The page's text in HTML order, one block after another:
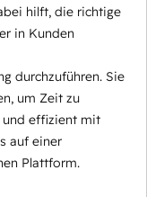
hilft, die richtige
in Kunden
durchzuführen. Sie
um Zeit zu
und effizient mit
auf einer
Plattform.